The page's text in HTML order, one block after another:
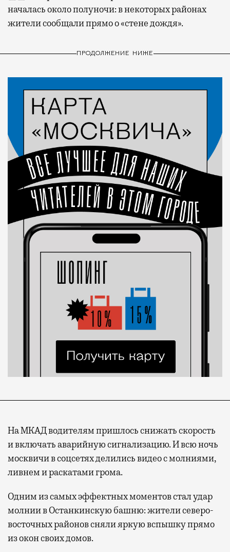
началась около полуночи: в некоторых районах
жители сообщали прямо о «стене дождя».
ПРОДОЛЖЕНИЕ НИЖЕ
На МКАД водителям пришлось снижать скорость
и включать аварийную сигнализацию. И всю ночь
москвичи в соцсетях делились видео с молниями,
ливнем и раскатами грома.
Одним из самых эффектных моментов стал удар
молнии в Останкинскую башню: жители северо-
восточных районов сняли яркую вспышку прямо
из окон своих домов.